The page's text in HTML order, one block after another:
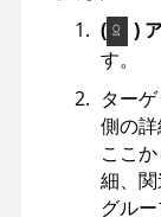
( )
す。
ター
側の詳
ここ
細、
グル